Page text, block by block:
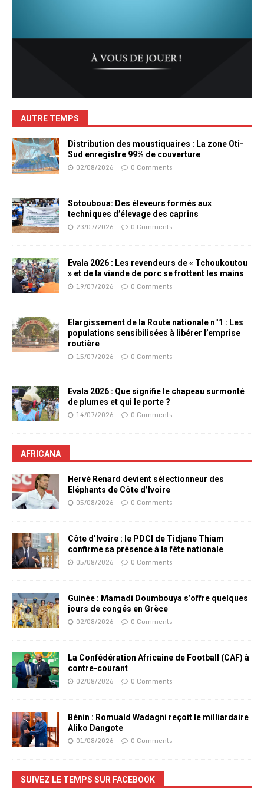
AUTRE TEMPS
Distribution des moustiquaires : La zone Oti-
Sud enregistre 99% de couverture
02/08/2026 0 Comments
Sotouboua: Des éleveurs formés aux
techniques d’élevage des caprins
23/07/2026 0 Comments
Evala 2026 : Les revendeurs de « Tchoukoutou
» et de la viande de porc se frottent les mains
19/07/2026 0 Comments
Elargissement de la Route nationale n°1 : Les
populations sensibilisées à libérer l’emprise
routière
15/07/2026 0 Comments
Evala 2026 : Que signifie le chapeau surmonté
de plumes et qui le porte ?
14/07/2026 0 Comments
AFRICANA
Hervé Renard devient sélectionneur des
Eléphants de Côte d’Ivoire
05/08/2026 0 Comments
Côte d’Ivoire : le PDCI de Tidjane Thiam
confirme sa présence à la fête nationale
05/08/2026 0 Comments
Guinée : Mamadi Doumbouya s’offre quelques
jours de congés en Grèce
02/08/2026 0 Comments
La Confédération Africaine de Football (CAF) à
contre-courant
02/08/2026 0 Comments
Bénin : Romuald Wadagni reçoit le milliardaire
Aliko Dangote
01/08/2026 0 Comments
SUIVEZ LE TEMPS SUR FACEBOOK